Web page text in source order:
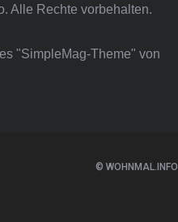
Alle Rechte vorbehalten.
"SimpleMag-Theme" von
© WOHNMAL.INFO